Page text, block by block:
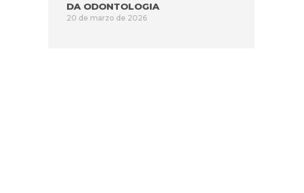
DA ODONTOLOGIA
20 de marzo de 2026